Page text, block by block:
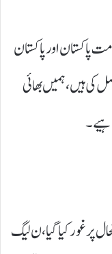
پاکستان اور پاکستان
کی ہیں، ہمیں بھائی
پر غور کیا گیا، ن لیگ